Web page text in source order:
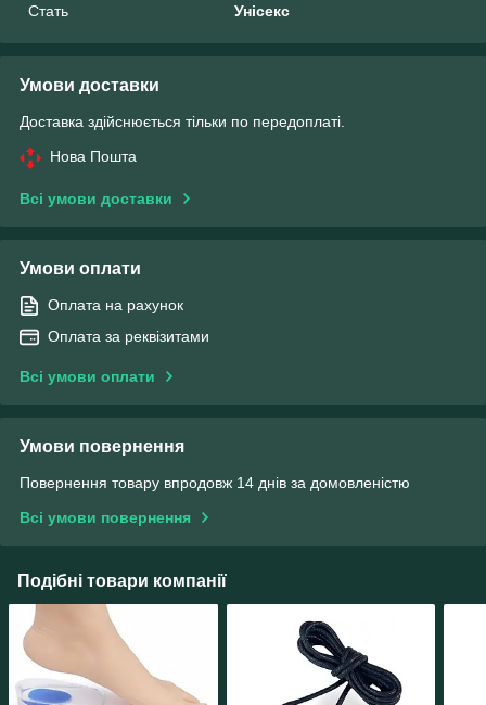
Стать
Унісекс
Умови доставки
Доставка здійснюється тільки по передоплаті.
Нова Пошта
Всі умови доставки
Умови оплати
Оплата на рахунок
Оплата за реквізитами
Всі умови оплати
Умови повернення
Повернення товару впродовж 14 днів за домовленістю
Всі умови повернення
Подібні товари компанії